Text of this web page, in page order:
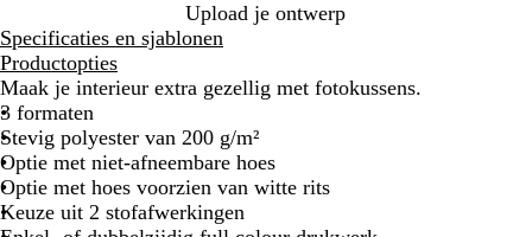
Upload je ontwerp
Specificaties en sjablonen
Productopties
Maak je interieur extra gezellig met fotokussens.
3 formaten
Stevig polyester van 200 g/m²
Optie met niet-afneembare hoes
Optie met hoes voorzien van witte rits
Keuze uit 2 stofafwerkingen